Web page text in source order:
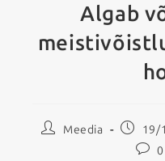
Algab
Meedia 19/